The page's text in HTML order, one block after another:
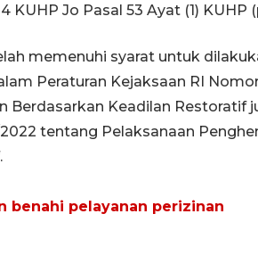
KUHP Jo Pasal 53 Ayat (1) KUHP
memenuhi syarat untuk
Peraturan Kejaksaan RI
Keadilan Restoratif
tentang Pelaksanaan
benahi pelayanan perizinan